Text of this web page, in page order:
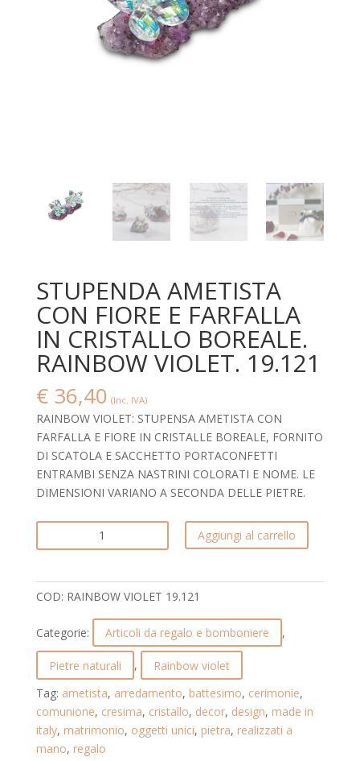
STUPENDA AMETISTA
CON FIORE E FARFALLA
IN CRISTALLO BOREALE.
RAINBOW VIOLET. 19.121
€36,40 (Inc. IVA)
RAINBOW VIOLET: STUPENSA AMETISTA CON
FARFALLA E FIORE IN CRISTALLE BOREALE, FORNITO
DI SCATOLA E SACCHETTO PORTACONFETTI
ENTRAMBI SENZA NASTRINI COLORATI E NOME. LE
DIMENSIONI VARIANO A SECONDA DELLE PIETRE.
AMETISTA
FIORE
E
IN
CRISTALLO
BOREALE.
RAINBOW
VIOLET.
19.121
quantità
Aggiungi al carrello
COD: RAINBOW VIOLET 19.121
Categorie: Articoli da regalo e bomboniere ,
Pietre naturali ,
Rainbow violet
Tag: ametista, arredamento, battesimo, cerimonie,
comunione, cresima, cristallo, decor, design, made in
italy, matrimonio, oggetti unici, pietra, realizzati a
mano, regalo